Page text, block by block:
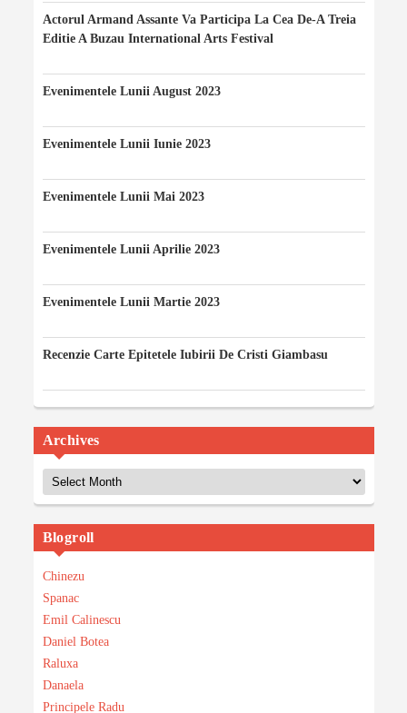
Actorul Armand Assante Va Participa La Cea De-A Treia
Editie A Buzau International Arts Festival
Evenimentele Lunii August 2023
Evenimentele Lunii Iunie 2023
Evenimentele Lunii Mai 2023
Evenimentele Lunii Aprilie 2023
Evenimentele Lunii Martie 2023
Recenzie Carte Epitetele Iubirii De Cristi Giambasu
Archives
Archives
Blogroll
Chinezu
Spanac
Emil Calinescu
Daniel Botea
Raluxa
Danaela
Principele Radu